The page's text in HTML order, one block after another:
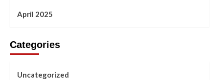
April 2025
Categories
Uncategorized